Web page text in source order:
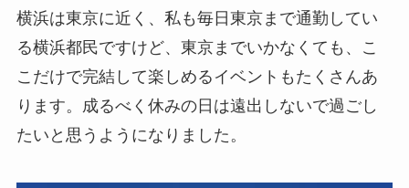
横浜は東京に近く、私も毎日東京まで通勤してい
る横浜都民ですけど、東京までいかなくても、こ
こだけで完結して楽しめるイベントもたくさんあ
ります。成るべく休みの日は遠出しないで過ごし
たいと思うようになりました。